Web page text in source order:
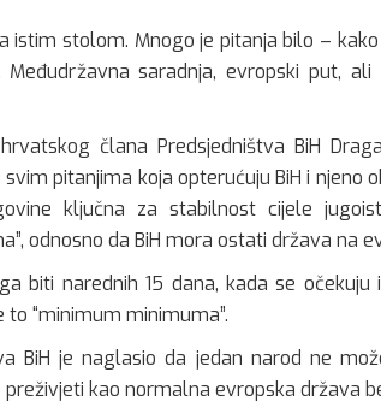
istim stolom. Mnogo je pitanja bilo –
saradnja, evropski put,
člana Predsjedništva BiH
pitanjima koja opterućuju BiH i njeno
ključna za stabilnost cijele
odnosno da BiH mora ostati država na
biti narednih 15 dana, kada se očekuju
“minimum minimuma”.
BiH je naglasio da jedan narod ne
preživjeti kao normalna evropska država